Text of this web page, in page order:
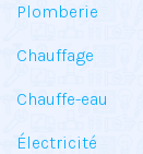
Plomberie
Chauffage
Chauffe-eau
Électricité